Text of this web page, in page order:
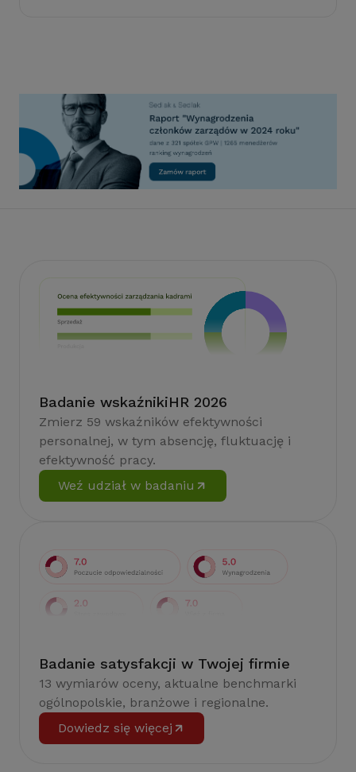
Badanie wskaźnikiHR 2026
Zmierz 59 wskaźników efektywności
personalnej, w tym absencję, fluktuację i
efektywność pracy.
Weź udział w badaniu
Badanie satysfakcji w Twojej firmie
13 wymiarów oceny, aktualne benchmarki
ogólnopolskie, branżowe i regionalne.
Dowiedz się więcej